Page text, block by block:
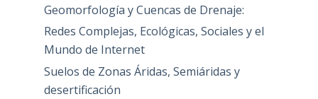
Geomorfología y Cuencas de Drenaje:
Redes Complejas, Ecológicas, Sociales y el
Mundo de Internet
Suelos de Zonas Áridas, Semiáridas y
desertificación